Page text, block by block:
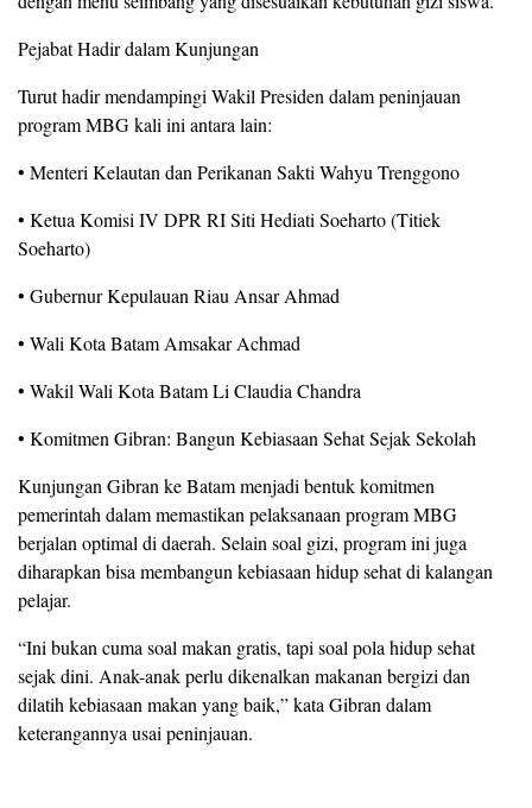
Pejabat Hadir dalam Kunjungan
Turut hadir mendampingi Wakil Presiden dalam peninjauan
program MBG kali ini antara lain:
• Menteri Kelautan dan Perikanan Sakti Wahyu Trenggono
• Ketua Komisi IV DPR RI Siti Hediati Soeharto (Titiek
Soeharto)
• Gubernur Kepulauan Riau Ansar Ahmad
• Wali Kota Batam Amsakar Achmad
• Wakil Wali Kota Batam Li Claudia Chandra
• Komitmen Gibran: Bangun Kebiasaan Sehat Sejak Sekolah
Kunjungan Gibran ke Batam menjadi bentuk komitmen
pemerintah dalam memastikan pelaksanaan program MBG
berjalan optimal di daerah. Selain soal gizi, program ini juga
diharapkan bisa membangun kebiasaan hidup sehat di kalangan
pelajar.
“Ini bukan cuma soal makan gratis, tapi soal pola hidup sehat
sejak dini. Anak-anak perlu dikenalkan makanan bergizi dan
dilatih kebiasaan makan yang baik,” kata Gibran dalam
keterangannya usai peninjauan.